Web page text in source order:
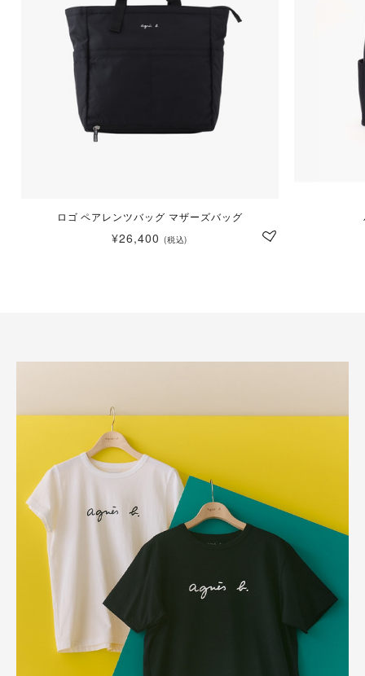
ロゴ ペアレンツバッグ マザーズバッグ
¥26,400 (税込)